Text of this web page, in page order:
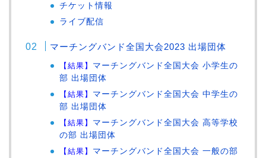
チケット情報
ライブ配信
マーチングバンド全国大会2023 出場団体
【結果】 マーチングバンド全国大会 小学生の
部 出場団体
【結果】 マーチングバンド全国大会 中学生の
部 出場団体
【結果】 マーチングバンド全国大会 高等学校
の部 出場団体
【結果】 マーチングバンド全国大会 一般の部